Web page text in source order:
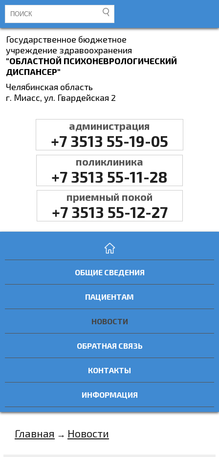
Государственное бюджетное
учреждение здравоохранения
"ОБЛАСТНОЙ ПСИХОНЕВРОЛОГИЧЕСКИЙ
ДИСПАНСЕР"
Челябинская область
г. Миасс, ул. Гвардейская 2
администрация
+7 3513 55-19-05
поликлиника
+7 3513 55-11-28
приемный покой
+7 3513 55-12-27
ОБЩИЕ СВЕДЕНИЯ
ПАЦИЕНТАМ
НОВОСТИ
ОБРАТНАЯ СВЯЗЬ
КОНТАКТЫ
ИНФОРМАЦИЯ
Главная → Новости